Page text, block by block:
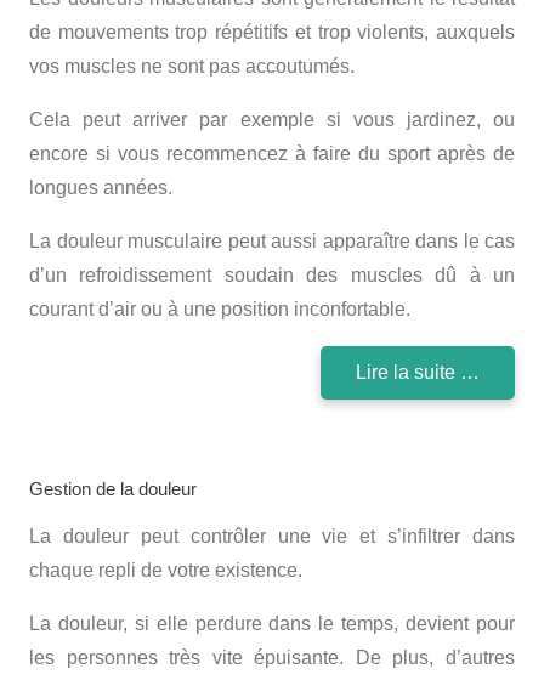
de mouvements trop répétitifs et trop violents, auxquels
vos muscles ne sont pas accoutumés.
Cela peut arriver par exemple si vous jardinez, ou
encore si vous recommencez à faire du sport après de
longues années.
La douleur musculaire peut aussi apparaître dans le cas
d’un refroidissement soudain des muscles dû à un
courant d’air ou à une position inconfortable.
Lire la suite …
Gestion de la douleur
La douleur peut contrôler une vie et s’infiltrer dans
chaque repli de votre existence.
La douleur, si elle perdure dans le temps, devient pour
les personnes très vite épuisante. De plus, d’autres